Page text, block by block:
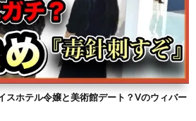
スホテル令嬢と美術館デート？Vのウィバー